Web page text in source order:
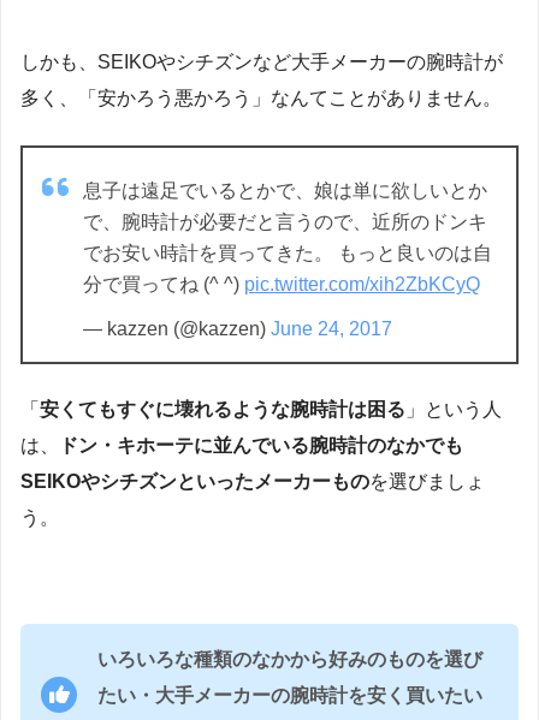
しかも、SEIKOやシチズンなど大手メーカーの腕時計が
多く、「安かろう悪かろう」なんてことがありません。
息子は遠足でいるとかで、娘は単に欲しいとか
で、腕時計が必要だと言うので、近所のドンキ
でお安い時計を買ってきた。 もっと良いのは自
分で買ってね (^ ^) pic.twitter.com/xih2ZbKCyQ
— kazzen (@kazzen) June 24, 2017
「 安くてもすぐに壊れるような腕時計は困る 」という人
は、
ドン・キホーテに並んでいる腕時計のなかでも
SEIKOやシチズンといったメーカーものを選びましょ
う。
いろいろな種類のなかから好みのものを選び
たい・大手メーカーの腕時計を安く買いたい